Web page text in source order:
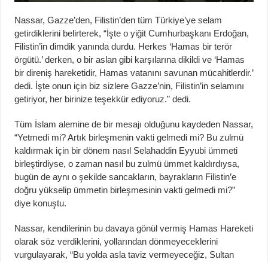
Nassar, Gazze’den, Filistin’den tüm Türkiye’ye selam
getirdiklerini belirterek, “İşte o yiğit Cumhurbaşkanı Erdoğan,
Filistin’in dimdik yanında durdu. Herkes ‘Hamas bir terör
örgütü.’ derken, o bir aslan gibi karşılarına dikildi ve ‘Hamas
bir direniş hareketidir, Hamas vatanını savunan mücahitlerdir.’
dedi. İşte onun için biz sizlere Gazze’nin, Filistin’in selamını
getiriyor, her birinize teşekkür ediyoruz.” dedi.
Tüm İslam alemine de bir mesajı olduğunu kaydeden Nassar,
“Yetmedi mi? Artık birleşmenin vakti gelmedi mi? Bu zulmü
kaldırmak için bir dönem nasıl Selahaddin Eyyubi ümmeti
birleştirdiyse, o zaman nasıl bu zulmü ümmet kaldırdıysa,
bugün de aynı o şekilde sancakların, bayrakların Filistin’e
doğru yükselip ümmetin birleşmesinin vakti gelmedi mi?”
diye konuştu.
Nassar, kendilerinin bu davaya gönül vermiş Hamas Hareketi
olarak söz verdiklerini, yollarından dönmeyeceklerini
vurgulayarak, “Bu yolda asla taviz vermeyeceğiz, Sultan